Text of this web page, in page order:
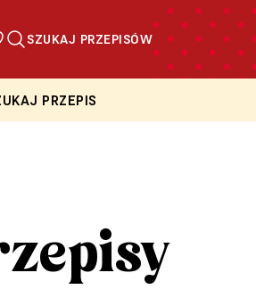
SZUKAJ PRZEPISÓW
PRZEPIS